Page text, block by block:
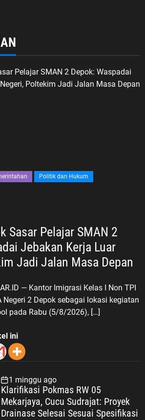
Politik dan Hukum
Sasar Pelajar SMAN 2
Jebakan Kerja Luar
— Kantor Imigrasi Kelas I Non TPI
Negeri 2 Depok sebagai lokasi kegiatan
pada Rabu (5/8/2026), […]
ini
1 minggu ago
Klarifikasi Pokmas RW 05
Mekarjaya, Cucu Sudrajat: Proyek
Drainase Selesai Sesuai Spesifikasi